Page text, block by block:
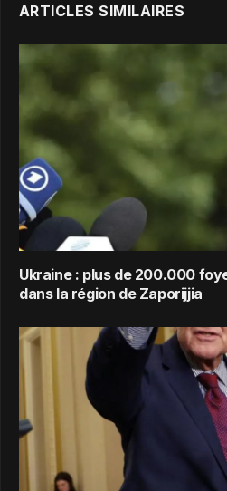
ARTICLES SIMILAIRES
Ukraine : plus de 200.000
dans la région de Zaporijjia